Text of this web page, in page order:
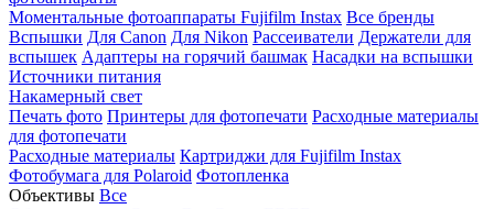
Моментальные фотоаппараты Fujifilm Instax Все бренды
Вспышки Для Canon Для Nikon Рассеиватели Держатели для
вспышек Адаптеры на горячий башмак Насадки на вспышки
Источники питания
Накамерный свет
Печать фото Принтеры для фотопечати Расходные материалы
для фотопечати
Расходные материалы Картриджи для Fujifilm Instax
Фотобумага для Polaroid Фотопленка
Объективы Все